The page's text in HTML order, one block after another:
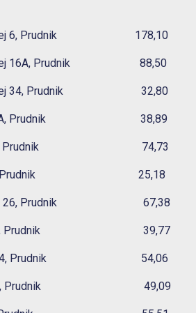
6, Prudnik 178,10
16A, Prudnik 88,50
34, Prudnik 32,80
Prudnik 38,89
Prudnik 74,73
Prudnik 25,18
26, Prudnik 67,38
1, Prudnik 39,77
14, Prudnik 54,06
7, Prudnik 49,09